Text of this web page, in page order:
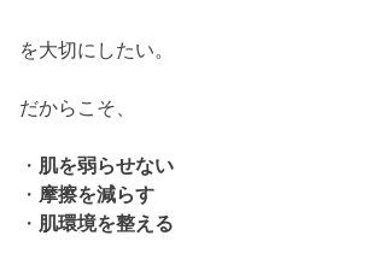
を大切にしたい。
だからこそ、
・ 肌を弱らせない
・ 摩擦を減らす
・ 肌環境を整える